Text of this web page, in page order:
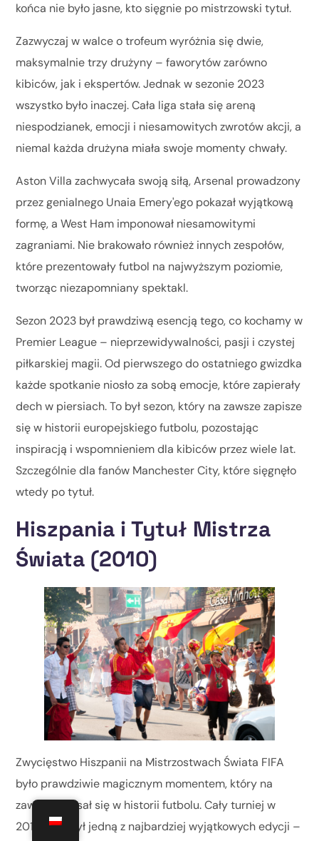
końca nie było jasne, kto sięgnie po mistrzowski tytuł.
Zazwyczaj w walce o trofeum wyróżnia się dwie,
maksymalnie trzy drużyny – faworytów zarówno
kibiców, jak i ekspertów. Jednak w sezonie 2023
wszystko było inaczej. Cała liga stała się areną
niespodzianek, emocji i niesamowitych zwrotów akcji, a
niemal każda drużyna miała swoje momenty chwały.
Aston Villa zachwycała swoją siłą, Arsenal prowadzony
przez genialnego Unaia Emery'ego pokazał wyjątkową
formę, a West Ham imponował niesamowitymi
zagraniami. Nie brakowało również innych zespołów,
które prezentowały futbol na najwyższym poziomie,
tworząc niezapomniany spektakl.
Sezon 2023 był prawdziwą esencją tego, co kochamy w
Premier League – nieprzewidywalności, pasji i czystej
piłkarskiej magii. Od pierwszego do ostatniego gwizdka
każde spotkanie niosło za sobą emocje, które zapierały
dech w piersiach. To był sezon, który na zawsze zapisze
się w historii europejskiego futbolu, pozostając
inspiracją i wspomnieniem dla kibiców przez wiele lat.
Szczególnie dla fanów Manchester City, które sięgnęło
wtedy po tytuł.
Hiszpania i Tytuł Mistrza
Świata (2010)
Zwycięstwo Hiszpanii na Mistrzostwach Świata FIFA
było prawdziwie magicznym momentem, który na
zawsze zapisał się w historii futbolu. Cały turniej w
2010 roku był jedną z najbardziej wyjątkowych edycji –